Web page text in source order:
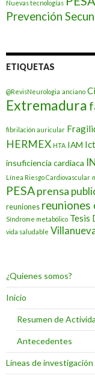
Nuevas tecnologías
Prevención
ETIQUETAS
@RevisNeurologia anciano
Extremadura
fibrilación auricular
HERMEX HTA IAM
insuficiencia cardiaca
Línea Riesgo Cardiovascular
PESAprensa
reuniones
Síndrome metabólico Tesis
vida saludable
¿Quienes somos?
Inicio
Resumen de
Antecedentes
Líneas de investigación